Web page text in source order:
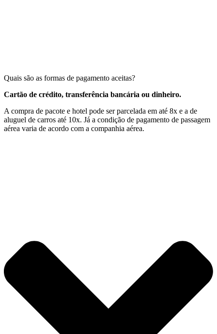
Quais são as formas de pagamento aceitas?
Cartão de crédito, transferência bancária ou dinheiro.
A compra de pacote e hotel pode ser parcelada em até 8x e a de
aluguel de carros até 10x. Já a condição de pagamento de passagem
aérea varia de acordo com a companhia aérea.